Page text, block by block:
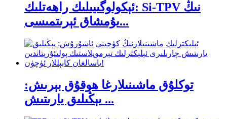
ئېكولوگىيىلىك راھەتلىك: Si-TPV نىڭ
يۇمشاق ئېرىتمىسى...
توكلۇق ماشىنىلارغا ھوقۇق بېرىش:
يېڭىلىق يارىتىش ...